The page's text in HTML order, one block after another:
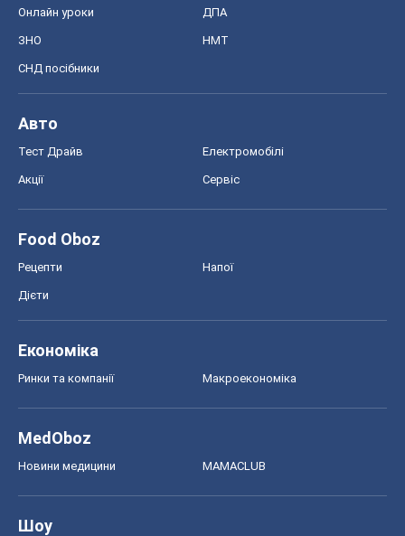
Онлайн уроки ДПА
ЗНО НМТ
СНД посібники
Авто
Тест Драйв Електромобілі
Акції Сервіс
Food Oboz
Рецепти Напої
Дієти
Економіка
Ринки та компанії Макроекономіка
MedOboz
Новини медицини MAMACLUB
Шоу